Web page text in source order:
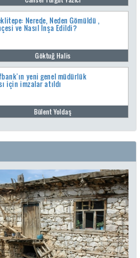
Nerede, Neden Gömüldü ,
ve Nasıl İnşa Edildi?
Göktuğ Halis
yeni genel müdürlük
için imzalar atıldı
Bülent Yoldaş